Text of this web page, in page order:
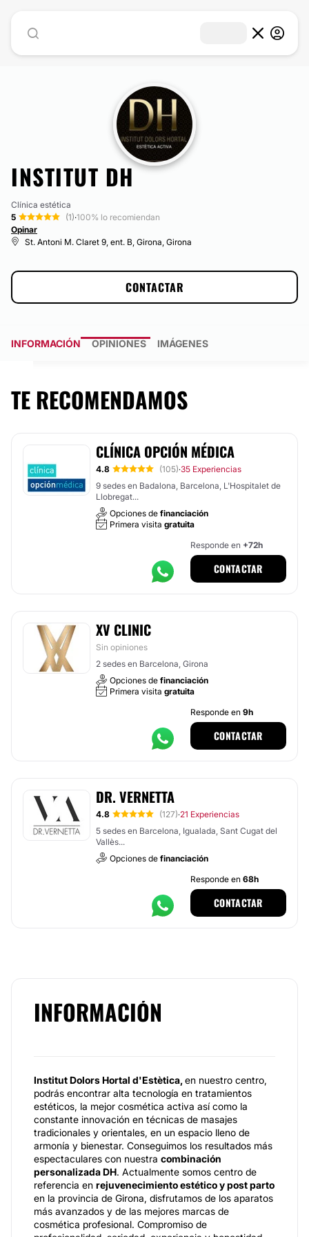
INSTITUT DH
Clínica estética
5
(1)·100% lo recomiendan
Opinar
St. Antoni M. Claret 9, ent. B, Girona, Girona
CONTACTAR
INFORMACIÓN OPINIONES IMÁGENES
TE RECOMENDAMOS
CLÍNICA OPCIÓN MÉDICA
4.8 (105)·35 Experiencias
9 sedes en Badalona, Barcelona, L'Hospitalet de
Llobregat...
Opciones de financiación
Primera visita gratuita
Responde en +72h
CONTACTAR
XV CLINIC
Sin opiniones
2 sedes en Barcelona, Girona
Opciones de financiación
Primera visita gratuita
Responde en 9h
CONTACTAR
DR. VERNETTA
4.8 (127)·21 Experiencias
5 sedes en Barcelona, Igualada, Sant Cugat del
Vallès...
Opciones de financiación
Responde en 68h
CONTACTAR
INFORMACIÓN
Institut Dolors Hortal d'Estètica, en nuestro centro,
podrás encontrar alta tecnología en tratamientos
estéticos, la mejor cosmética activa así como la
constante innovación en técnicas de masajes
tradicionales y orientales, en un espacio lleno de
armonía y bienestar. Conseguimos los resultados más
espectaculares con nuestra combinación
personalizada DH. Actualmente somos centro de
referencia en rejuvenecimiento estético y post parto
en la provincia de Girona, disfrutamos de los aparatos
más avanzados y de las mejores marcas de
cosmética profesional. Compromiso de